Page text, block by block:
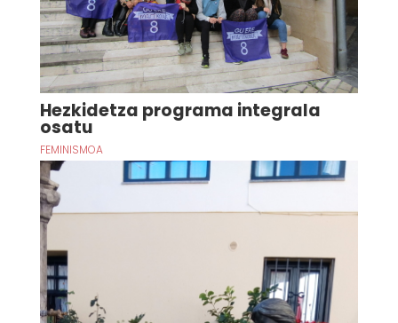
Hezkidetza programa integrala
osatu
FEMINISMOA